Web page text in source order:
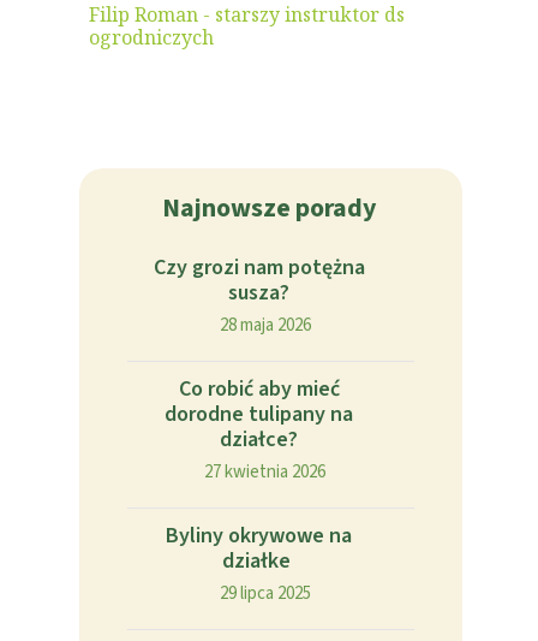
Najnowsze porady
Czy grozi nam potężna
susza?
28 maja 2026
Co robić aby mieć
dorodne tulipany na
działce?
27 kwietnia 2026
Byliny okrywowe na
działke
29 lipca 2025
Filip Roman - starszy instruktor ds
ogrodniczych